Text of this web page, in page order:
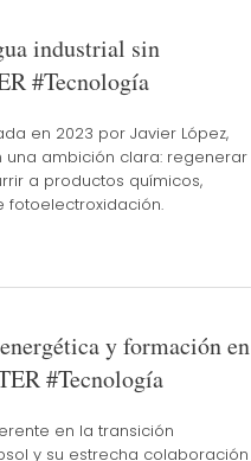
industrial sin
#Tecnología
en 2023 por Javier López,
una ambición clara: regenerar
a productos químicos,
fotoelectroxidación.
y formación en
#Tecnología
en la transición
y su estrecha colaboración